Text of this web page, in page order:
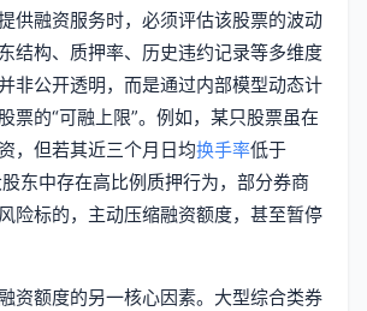
供融资服务时，必须评估该股票的波动
结构、质押率、历史违约记录等多维度
非公开透明，而是通过内部模型动态计
票的“可融上限”。例如，某只股票虽在
，但若其近三个月日均换手率低于
东中存在高比例质押行为，部分券商
险标的，主动压缩融资额度，甚至暂停
资额度的另一核心因素。大型综合类券